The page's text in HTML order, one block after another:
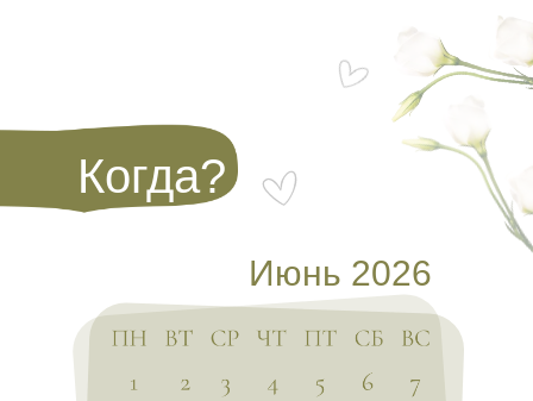
Июнь 2026
Когда?